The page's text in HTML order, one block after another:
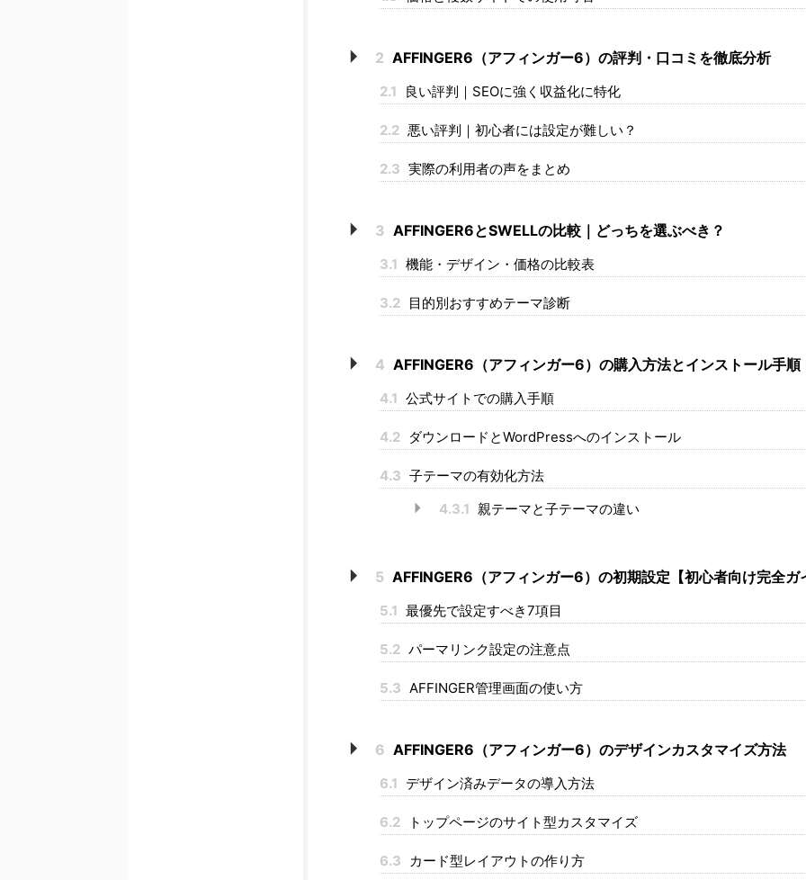
2 AFFINGER6（アフィンガー6）の評判・口コミを徹底分析
2.1 良い評判｜SEOに強く収益化に特化
2.2 悪い評判｜初心者には設定が難しい？
2.3 実際の利用者の声をまとめ
3 AFFINGER6とSWELLの比較｜どっちを選ぶべき？
3.1 機能・デザイン・価格の比較表
3.2 目的別おすすめテーマ診断
4 AFFINGER6（アフィンガー6）の購入方法とインストール手順
4.1 公式サイトでの購入手順
4.2 ダウンロードとWordPressへのインストール
4.3 子テーマの有効化方法
4.3.1 親テーマと子テーマの違い
5 AFFINGER6（アフィンガー6）の初期設定【初心者向け完全ガ
5.1 最優先で設定すべき7項目
5.2 パーマリンク設定の注意点
5.3 AFFINGER管理画面の使い方
6 AFFINGER6（アフィンガー6）のデザインカスタマイズ方法
6.1 デザイン済みデータの導入方法
6.2 トップページのサイト型カスタマイズ
6.3
カード型レイアウトの作り方